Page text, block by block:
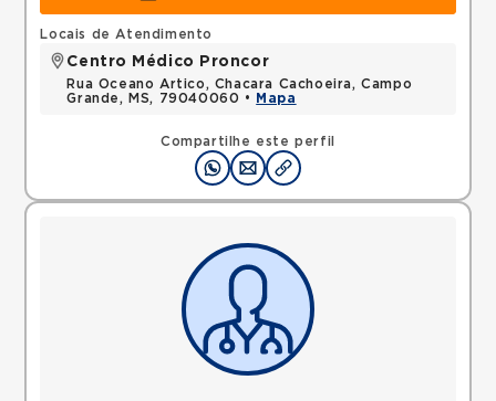
Compartilhe este perfil
Locais de Atendimento
Centro Médico Proncor
Rua Oceano Artico, Chacara Cachoeira, Campo
Grande, MS, 79040060 •
Mapa